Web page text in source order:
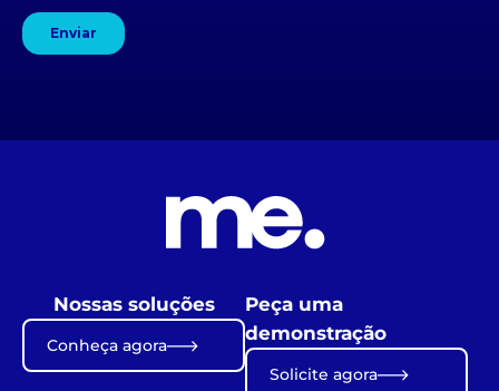
Nossas soluções
Conheça agora
Peça uma
demonstração
Solicite agora